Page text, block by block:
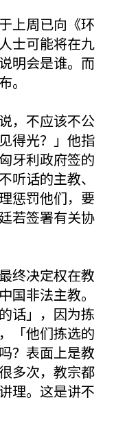
上周已向《环
士可能将在九
明会是谁。而
。
，不应该不公
得光？」他指
牙利政府签的
听话的主教、
惩罚他们，要
若签署有关协
终决定权在教
国非法主教。
话」，因为拣
「他们拣选的
？表面上是教
多次，教宗都
理。这是讲不